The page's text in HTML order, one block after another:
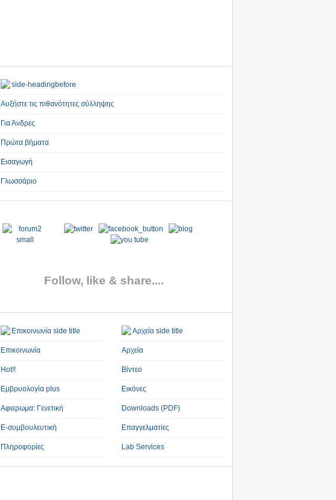
Αυξήστε τις πιθανότητες σύλληψης
Για Άνδρες
Πρώτα βήματα
Εισαγωγή
Γλωσσάριο
Follow, like & share....
Επικοινωνία
Hot!!
Εμβρυολογία plus
Αφιερωμα: Γενετική
E-συμβουλευτική
Πληροφορίες
Αρχεία
Βίντεο
Εικόνες
Downloads (PDF)
Επαγγελματίες
Lab Services